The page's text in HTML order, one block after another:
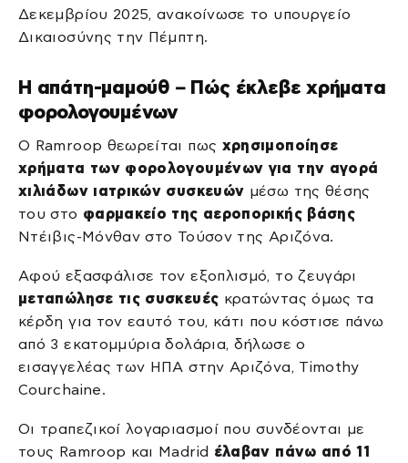
Δεκεμβρίου 2025, ανακοίνωσε το υπουργείο
Δικαιοσύνης την Πέμπτη.
Η απάτη-μαμούθ – Πώς έκλεβε χρήματα
φορολογουμένων
Ο Ramroop θεωρείται πως χρησιμοποίησε
χρήματα των φορολογουμένων για την αγορά
χιλιάδων ιατρικών συσκευών μέσω της θέσης
του στο φαρμακείο της αεροπορικής βάσης
Ντέιβις-Μόνθαν στο Τούσον της Αριζόνα.
Αφού εξασφάλισε τον εξοπλισμό, το ζευγάρι
μεταπώλησε τις συσκευές κρατώντας όμως τα
κέρδη για τον εαυτό του, κάτι που κόστισε πάνω
από 3 εκατομμύρια δολάρια, δήλωσε ο
εισαγγελέας των ΗΠΑ στην Αριζόνα, Timothy
Courchaine.
Οι τραπεζικοί λογαριασμοί που συνδέονται με
τους Ramroop και Madrid έλαβαν πάνω από 11